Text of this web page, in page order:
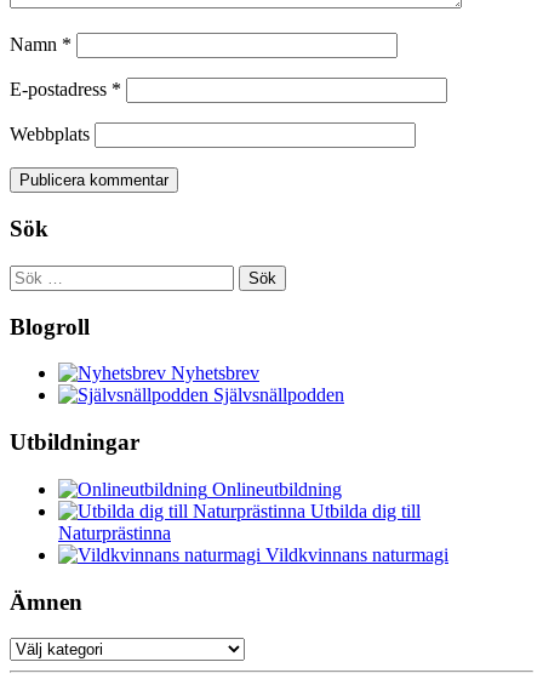
Namn *
E-postadress *
Webbplats
Sök
Sök
efter:
Blogroll
Nyhetsbrev
Självsnällpodden
Utbildningar
Onlineutbildning
Utbilda dig till
Naturprästinna
Vildkvinnans naturmagi
Ämnen
Ämnen